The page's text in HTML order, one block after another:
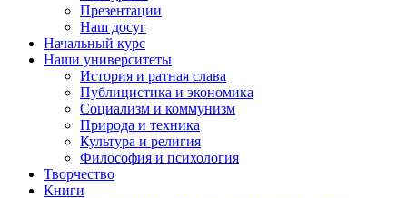
Презентации
Наш досуг
Начальный курс
Наши университеты
История и ратная слава
Публицистика и экономика
Социализм и коммунизм
Природа и техника
Культура и религия
Философия и психология
Творчество
Книги